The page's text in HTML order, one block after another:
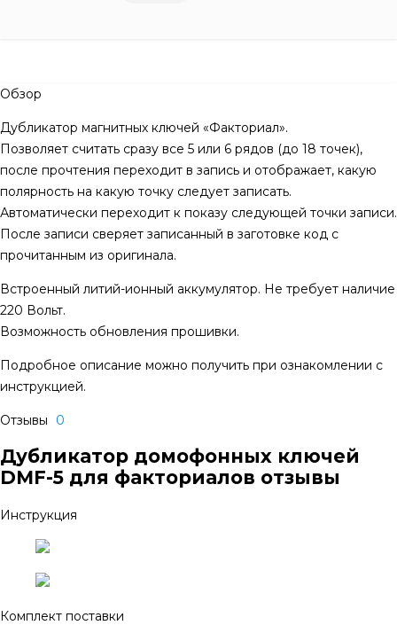
Обзор
Дубликатор магнитных ключей «Факториал».
Позволяет считать сразу все 5 или 6 рядов (до 18 точек),
после прочтения переходит в запись и отображает, какую
полярность на какую точку следует записать.
Автоматически переходит к показу следующей точки записи.
После записи сверяет записанный в заготовке код с
прочитанным из оригинала.
Встроенный литий-ионный аккумулятор. Не требует наличие
220 Вольт.
Возможность обновления прошивки.
Подробное описание можно получить при ознакомлении с
инструкцией.
Отзывы 0
Дубликатор домофонных ключей
DMF-5 для факториалов отзывы
Инструкция
Комплект поставки